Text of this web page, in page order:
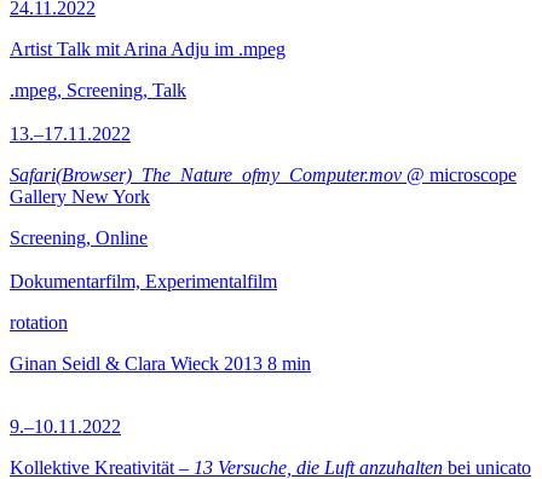
24.11.2022
Artist Talk mit Arina Adju im .mpeg
.mpeg, Screening, Talk
13.–17.11.2022
Safari(Browser)_The_Nature_ofmy_Computer.mov @ microscope
Gallery New York
Screening, Online
Dokumentarfilm, Experimentalfilm
rotation
Ginan Seidl & Clara Wieck 2013 8 min
9.–10.11.2022
Kollektive Kreativität – 13 Versuche, die Luft anzuhalten bei unicato